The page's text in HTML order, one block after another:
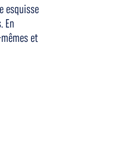
esquisse
En
et